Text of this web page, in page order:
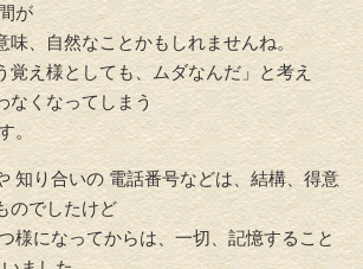
が
味、 自然なことかもしれませんね。
覚え様としても、ムダなんだ」と考え
なくなってしまう
。
知り合いの 電話番号などは、結構、得意
のでしたけど
様になってからは、一切、記憶すること